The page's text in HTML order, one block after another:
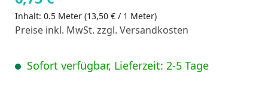
Inhalt: 0.5 Meter (13,50 € / 1 Meter)
Preise inkl. MwSt. zzgl. Versandkosten
Sofort verfügbar, Lieferzeit: 2-5 Tage